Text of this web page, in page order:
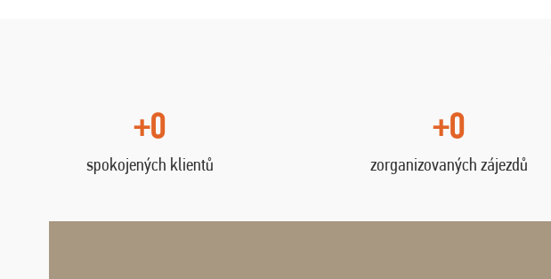
+0
spokojených klientů
+0
zorganizovaných zájezdů